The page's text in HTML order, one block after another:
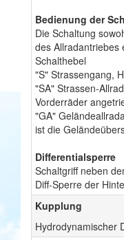
Bedienung der
Die Schaltung
des Allradantriebes
Schalthebel
"S" Strassengang,
"SA" Strassen-
Vorderräder
"GA"
ist die
Differentialsperre
Schaltgriff neben
Diff-Sperre der
Kupplung
Hydrodynamischer